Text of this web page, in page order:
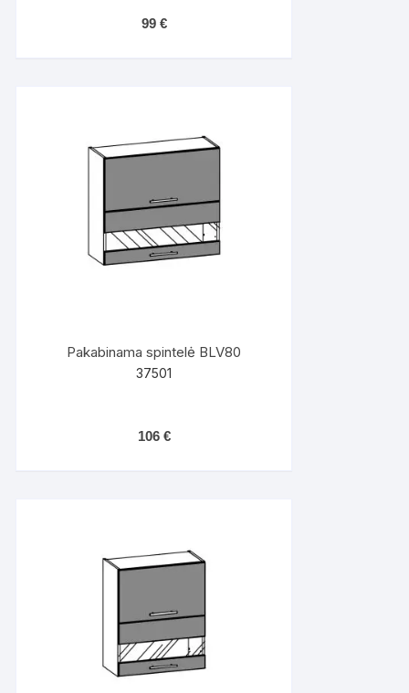
99 €
Pakabinama spintelė BLV80
37501
106 €